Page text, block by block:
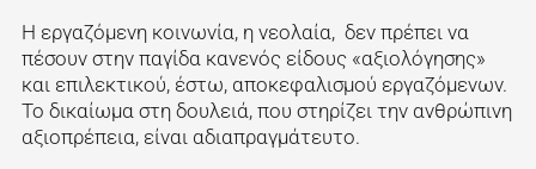
Η εργαζόμενη κοινωνία, η νεολαία, δεν πρέπει να
πέσουν στην παγίδα κανενός είδους «αξιολόγησης»
και επιλεκτικού, έστω, αποκεφαλισμού εργαζόμενων.
Το δικαίωμα στη δουλειά, που στηρίζει την ανθρώπινη
αξιοπρέπεια, είναι αδιαπραγμάτευτο.